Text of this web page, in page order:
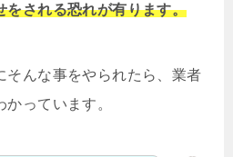
をされる恐れが有ります。
そんな事をやられたら、業者
っています。